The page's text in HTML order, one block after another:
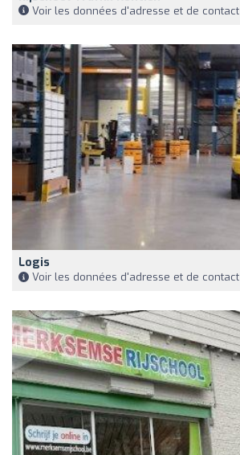
Voir les données d'adresse et de contact
Logis
Voir les données d'adresse et de contact